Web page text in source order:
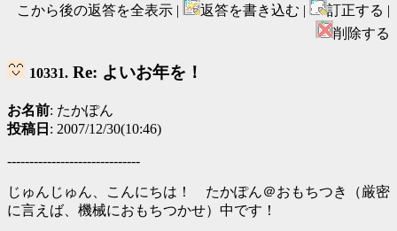
こから後の返答を全表示 |
返答を書き込む |
訂正する |
削除する
10331. Re: よいお年を！
お名前: たかぽん
投稿日 : 2007/12/30(10:46)
------------------------------
じゅんじゅん、こんにちは！ たかぽん＠おもちつき（厳密
に言えば、機械におもちつかせ）中です！